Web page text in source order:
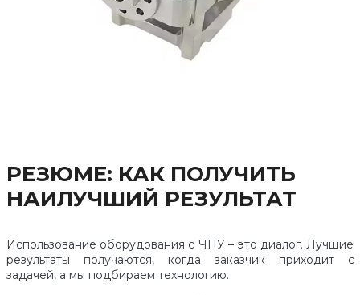
РЕЗЮМЕ: КАК ПОЛУЧИТЬ
НАИЛУЧШИЙ РЕЗУЛЬТАТ
Использование оборудования с ЧПУ – это диалог. Лучшие
результаты получаются, когда заказчик приходит с
задачей, а мы подбираем технологию.